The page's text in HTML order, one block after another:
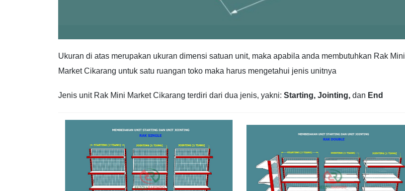
Ukuran di atas merupakan ukuran dimensi satuan unit, maka apabila anda membutuhkan Rak Mini
Market Cikarang untuk satu ruangan toko maka harus mengetahui jenis unitnya
Jenis unit Rak Mini Market Cikarang terdiri dari dua jenis, yakni: Starting, Jointing, dan End